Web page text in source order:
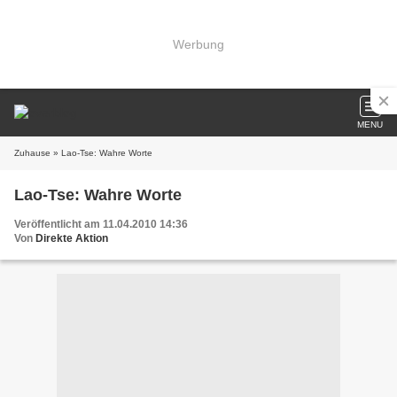
Werbung
MENU
Zuhause » Lao-Tse: Wahre Worte
Lao-Tse: Wahre Worte
Veröffentlicht am 11.04.2010 14:36
Von Direkte Aktion